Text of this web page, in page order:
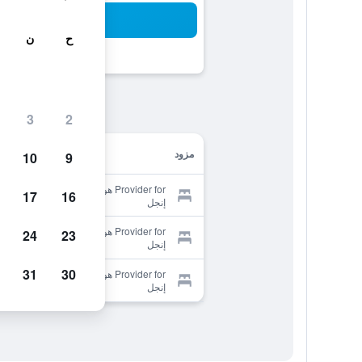
مزود
Provider for هوتل ريستورانت تسوم
إنجل
Provider for هوتل ريستورانت تسوم
إنجل
Provider for هوتل ريستورانت تسوم
إنجل
ح ن
2
3
9
10
16
17
23
24
30
31